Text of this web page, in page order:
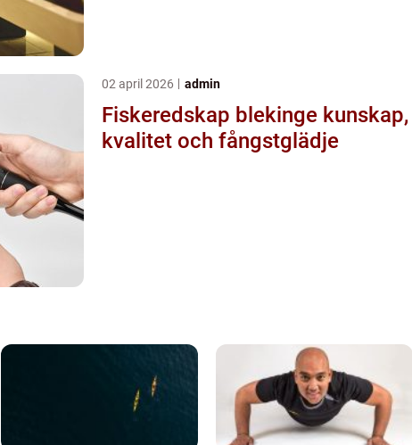
02 april 2026 admin
Fiskeredskap blekinge kunskap,
kvalitet och fångstglädje